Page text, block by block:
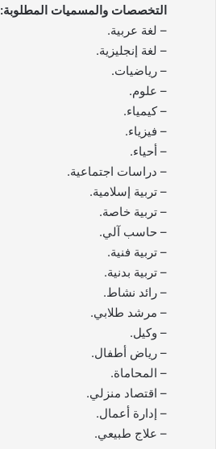
التخصصات والمسميات المطلوبة:
– لغة عربية.
– لغة إنجليزية.
– رياضيات.
– علوم.
– كيمياء.
– فيزياء.
– أحياء.
– دراسات اجتماعية.
– تربية إسلامية.
– تربية خاصة.
– حاسب آلي.
– تربية فنية.
– تربية بدنية.
– رائد نشاط.
– مرشد طلابي.
– وكيل.
– رياض أطفال.
– المحاماة.
– اقتصاد منزلي.
– إدارة أعمال.
– علاج طبيعي.